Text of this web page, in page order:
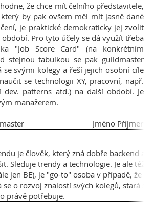
že chce mít čelního představitele,
by pak ovšem měl mít jasně dané
je praktické demokraticky jej zvolit
Pro tyto účely se dá využít třeba
"Job Score Card" (na konkrétním
stejnou tabulkou se pak guildmaster
se svými kolegy a řeší jejich osobní cíle
se technologii XY, pracovní, např.
dev. patterns atd.) na další období. Je
manažerem.
Jméno Příjmení
je člověk, který zná dobře backend a
Sleduje trendy a technologie. Je ale též
jen BE), je "go-to" osoba v případě, že si
se o rozvoj znalostí svých kolegů, stará se
právě potřebuje.